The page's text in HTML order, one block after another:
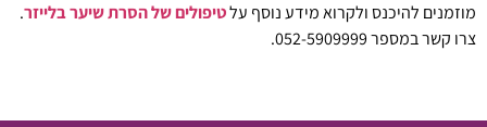
מוזמנים להיכנס ולקרוא מידע נוסף עלטיפולים של הסרת שיער בלייזר.
צרו קשר במספר 052-5909999.